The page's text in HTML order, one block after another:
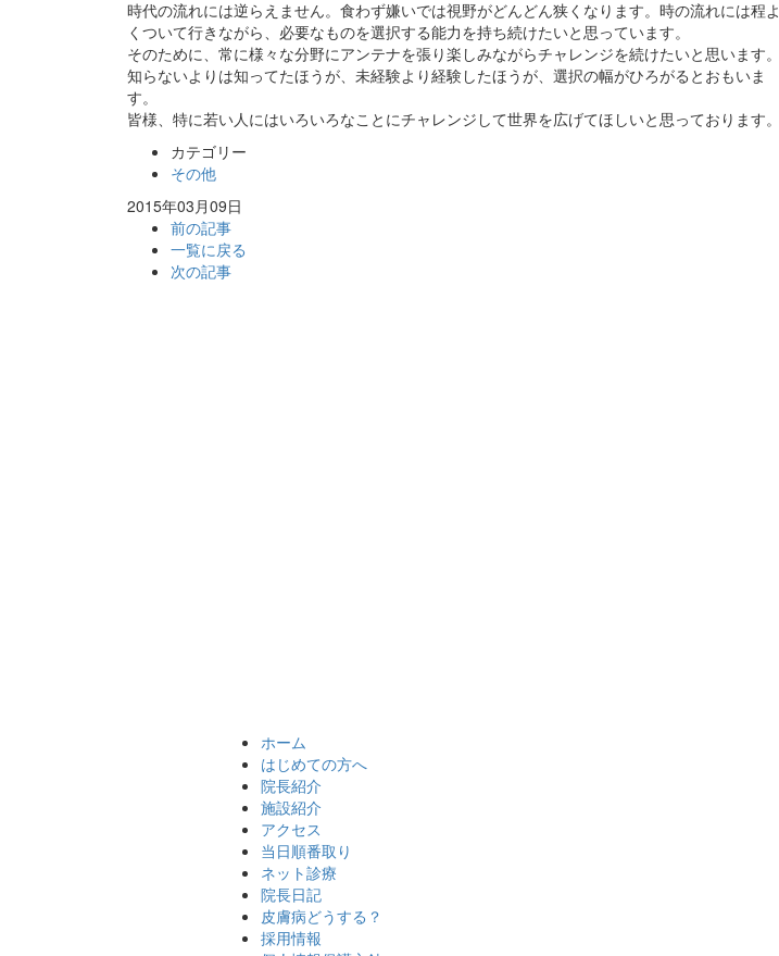
時代の流れには逆らえません。食わず嫌いでは視野がどんどん狭くなります。時の流れには程よ
くついて行きながら、必要なものを選択する能力を持ち続けたいと思っています。
そのために、常に様々な分野にアンテナを張り楽しみながらチャレンジを続けたいと思います。
知らないよりは知ってたほうが、未経験より経験したほうが、選択の幅がひろがるとおもいま
す。
皆様、特に若い人にはいろいろなことにチャレンジして世界を広げてほしいと思っております。
カテゴリー
その他
2015年03月09日
前の記事
一覧に戻る
次の記事
ホーム
はじめての方へ
院長紹介
施設紹介
アクセス
当日順番取り
ネット診療
院長日記
皮膚病どうする？
採用情報